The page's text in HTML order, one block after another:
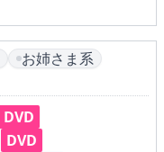
お姉さま系
DVD
DVD